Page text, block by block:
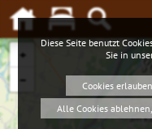
+
−
Diese Seite benutzt
Sie in
Cookies erlauben
Alle Cookies